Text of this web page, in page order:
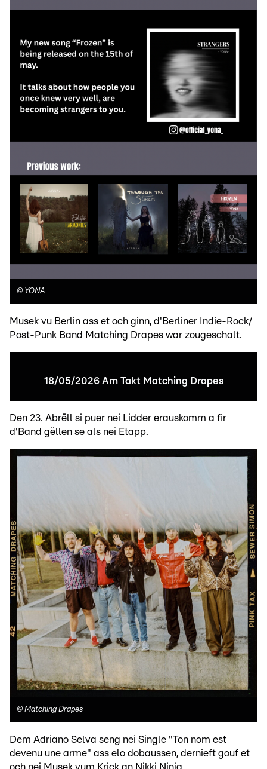
© YONA
Musek vu Berlin ass et och ginn, d'Berliner Indie-Rock/
Post-Punk Band Matching Drapes war zougeschalt.
18/05/2026 Am Takt Matching Drapes
Den 23. Abrëll si puer nei Lidder erauskomm a fir
d'Band gëllen se als nei Etapp.
© Matching Drapes
Dem Adriano Selva seng nei Single "Ton nom est
devenu une arme" ass elo dobaussen, dernieft gouf et